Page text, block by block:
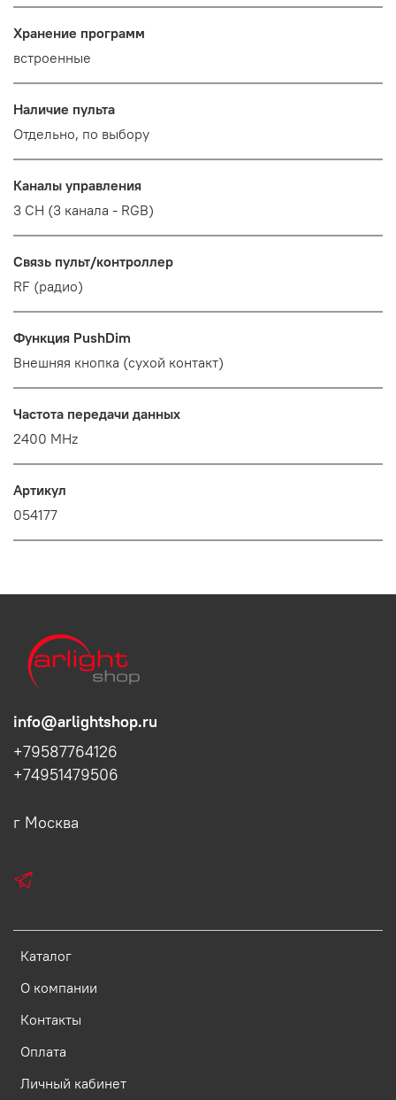
Хранение программ
встроенные
Наличие пульта
Отдельно, по выбору
Каналы управления
3 CH (3 канала - RGB)
Связь пульт/контроллер
RF (радио)
Функция PushDim
Внешняя кнопка (сухой контакт)
Частота передачи данных
2400 MHz
Артикул
054177
Каталог
О компании
Контакты
Оплата
Личный кабинет
info@arlightshop.ru
+79587764126
+74951479506
г Москва